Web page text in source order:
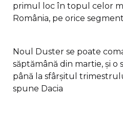
primul loc în topul celor
România, pe orice
Noul Duster se poate
săptămână din martie, și o
până la sfârșitul
spune Dacia